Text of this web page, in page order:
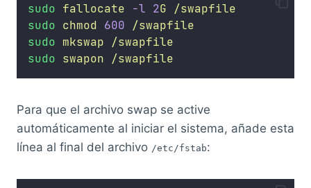
sudo fallocate -l 2G
/swapfile
sudo chmod 600
/swapfile
sudo mkswap
/swapfile
sudo swapon /swapfile
Para que el archivo swap se active
automáticamente al iniciar el sistema, añade esta
línea al final del archivo /etc/fstab: